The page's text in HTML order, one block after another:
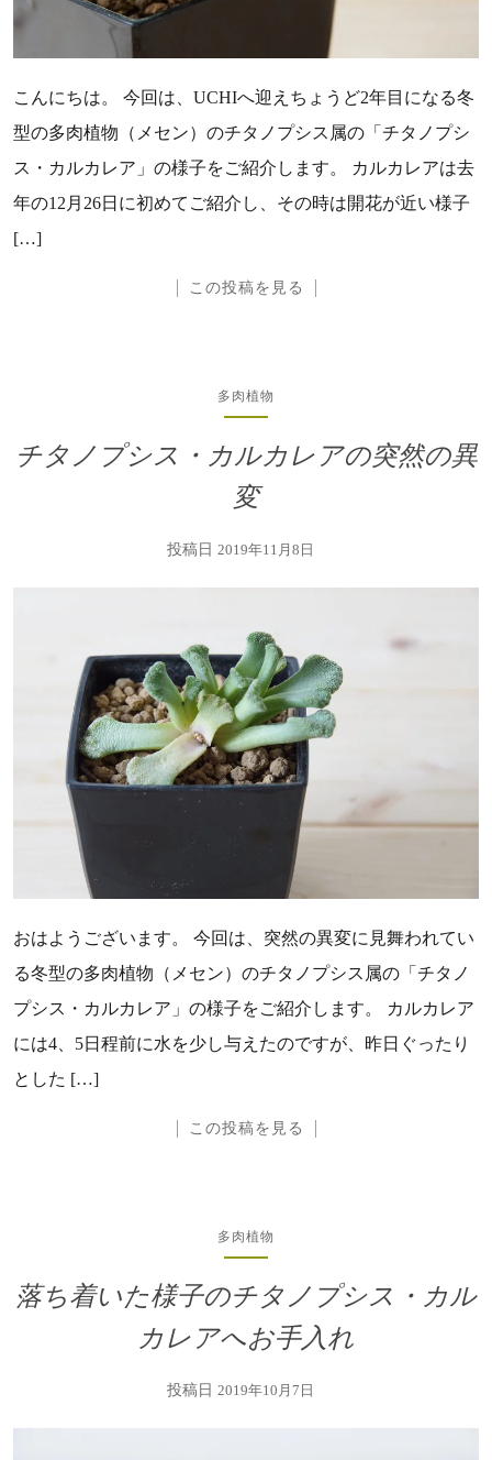
こんにちは。 今回は、UCHIへ迎えちょうど2年目になる冬
型の多肉植物（メセン）のチタノプシス属の「チタノプシ
ス・カルカレア」の様子をご紹介します。 カルカレアは去
年の12月26日に初めてご紹介し、その時は開花が近い様子
[…]
この投稿を見る
多肉植物
チタノプシス・カルカレアの突然の異
変
投稿日 2019年11月8日
おはようございます。 今回は、突然の異変に見舞われてい
る冬型の多肉植物（メセン）のチタノプシス属の「チタノ
プシス・カルカレア」の様子をご紹介します。 カルカレア
には4、5日程前に水を少し与えたのですが、昨日ぐったり
とした […]
この投稿を見る
多肉植物
落ち着いた様子のチタノプシス・カル
カレアへお手入れ
投稿日 2019年10月7日